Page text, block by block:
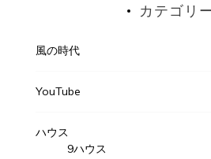
カテゴリ
風の時代
YouTube
ハウス
9ハウス